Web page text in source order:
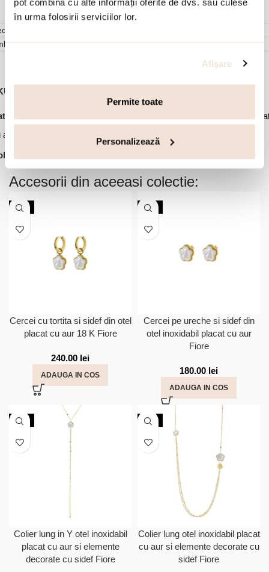
pot combina cu alte informații oferite de dvs. sau culese
în urma folosirii serviciilor lor.
Afişare
Permite toate
Personalizează
(0)
Coliere
Accesorii din aceeasi colectie:
NOU
Cercei cu tortita si sidef din otel
placat cu aur 18 K Fiore
240.00 lei
ADAUGA IN COS
NOU
Cercei pe ureche si sidef din
otel inoxidabil placat cu aur
Fiore
180.00 lei
ADAUGA IN COS
NOU
Colier lung in Y otel inoxidabil
placat cu aur si elemente
decorate cu sidef Fiore
NOU
Colier lung otel inoxidabil placat
cu aur si elemente decorate cu
sidef Fiore